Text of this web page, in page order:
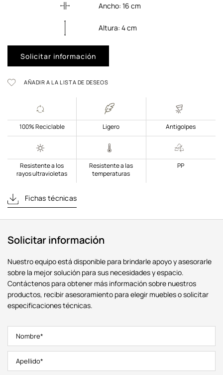
Ancho:16 cm
Altura:4cm
Solicitar información
AÑADIR A LA LISTA DE DESEOS
100% Reciclable Ligero Antigolpes
Resistente a los
rayos ultravioletas
Resistente a las
temperaturas
PP
Fichas técnicas
Solicitar información
Nuestro equipo está disponible para brindarle apoyo y asesorarle
sobre la mejor solución para sus necesidades y espacio.
Contáctenos para obtener más información sobre nuestros
productos, recibir asesoramiento para elegir muebles o solicitar
especificaciones técnicas.